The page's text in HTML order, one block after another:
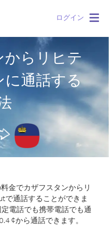
ログイン
からリヒテ
に通話する
金でカザフスタンからリ
で通話することができま
電話でも携帯電話でも通
¢から通話できます。